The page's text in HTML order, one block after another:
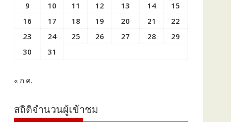
9
10 11 12 13 14
15
16
17 18 19 20 21
22
23
24 25 26 27 28
29
30
31
« ก.ค.
สถิติจำนวนผู้เข้าชม